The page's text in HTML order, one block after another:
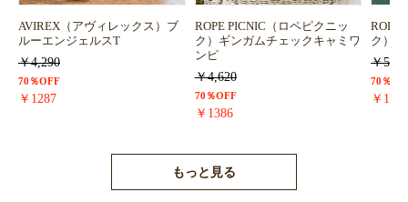
AVIREX（アヴィレックス）ブ
ルーエンジェルスT
￥4,290
70％OFF
￥1287
ROPE PICNIC（ロペピクニッ
ク）ギンガムチェックキャミワ
ンピ
￥4,620
70％OFF
￥1386
ROPE
ク）
￥
70％
￥
もっと見る